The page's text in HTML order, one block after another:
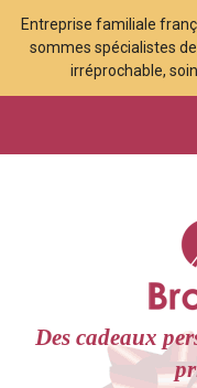
Entreprise familiale
sommes spécialistes
irréprochable,
Des cadeaux